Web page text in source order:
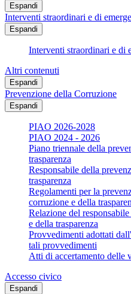
Espandi
Interventi straordinari e di
Espandi
Interventi straordinari e di
Altri contenuti
Espandi
Prevenzione della Corruzione
Espandi
PIAO 2026-2028
PIAO 2024 - 2026
Piano triennale della
trasparenza
Responsabile della
trasparenza
Regolamenti per la
corruzione e della
Relazione del
e della trasparenza
Provvedimenti adottati
tali provvedimenti
Atti di accertamento delle
Accesso civico
Espandi